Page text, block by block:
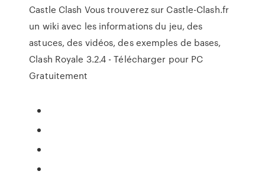
Castle Clash Vous trouverez sur Castle-Clash.fr
un wiki avec les informations du jeu, des
astuces, des vidéos, des exemples de bases,
Clash Royale 3.2.4 - Télécharger pour PC
Gratuitement